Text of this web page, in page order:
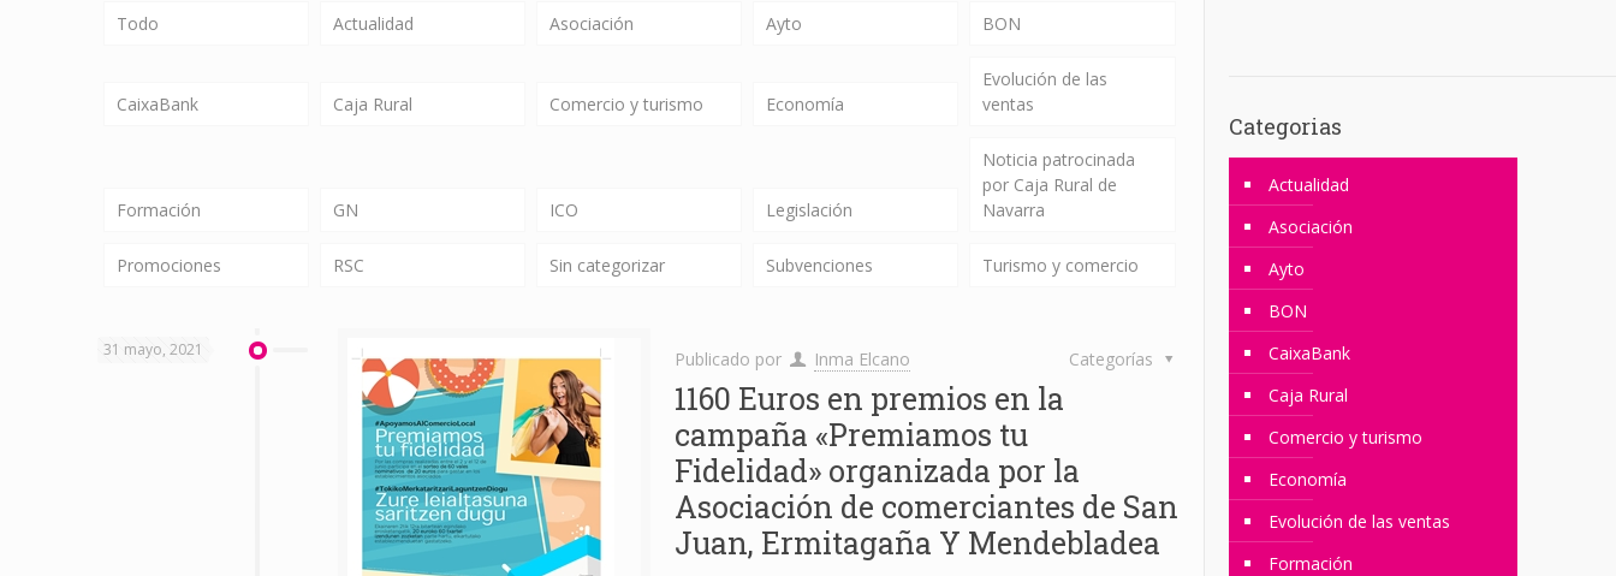
Todo Actualidad Asociación Ayto BON
CaixaBank Caja Rural Comercio y turismo Economía
Evolución de las
ventas
Formación GN ICO Legislación
Noticia patrocinada
por Caja Rural de
Navarra
Promociones RSC Sin categorizar Subvenciones Turismo y comercio
31 mayo, 2021 Publicado por Inma Elcano Categorías
1160 Euros en premios en la
campaña «Premiamos tu
Fidelidad» organizada por la
Asociación de comerciantes de San
Juan, Ermitagaña Y Mendebladea
Categorias
Actualidad
Asociación
Ayto
BON
CaixaBank
Caja Rural
Comercio y turismo
Economía
Evolución de las ventas
Formación